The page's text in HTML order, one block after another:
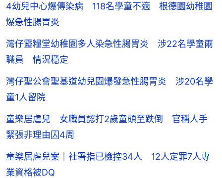
4幼兒中心爆傳染病 118名學童不適 根德園幼稚園
爆急性腸胃炎
灣仔靈糧堂幼稚園多人染急性腸胃炎 涉22名學童兩
職員 情況穩定
灣仔聖公會聖基道幼兒園爆發急性腸胃炎 涉20名學
童1人留院
童樂居虐兒 女職員認打2歲童頭至跌倒 官稱人手
緊張非理由囚4周
童樂居虐兒案｜社署指已檢控34人 12人定罪7人專
業資格被DQ